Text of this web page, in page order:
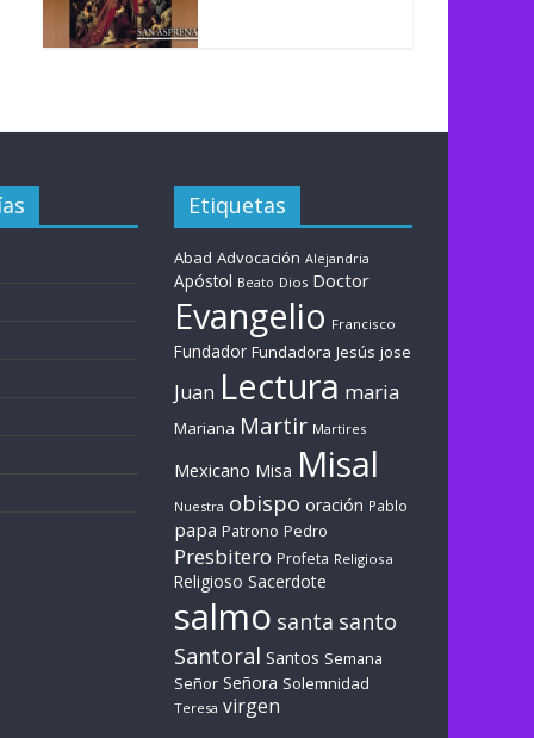
Etiquetas
Abad Advocación Alejandria
Apóstol Beato Dios Doctor
Evangelio Francisco
Fundador Fundadora Jesús jose
Juan Lectura maria
Mariana Martir Martires
Mexicano Misa Misal
Nuestra obispo oración Pablo
papa Patrono Pedro
Presbitero Profeta Religiosa
Religioso Sacerdote
salmo santa santo
Santoral Santos Semana
Señor Señora Solemnidad
Teresa virgen